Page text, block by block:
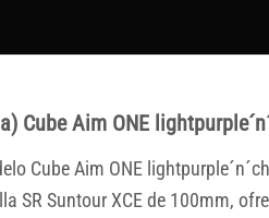
Cube Aim ONE
Cube Aim ONE
SR Suntour XCE de 100mm,